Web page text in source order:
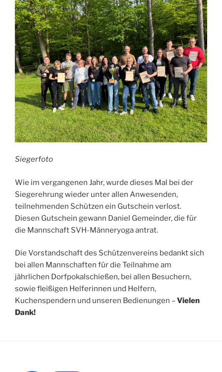
Siegerfoto
Wie im vergangenen Jahr, wurde dieses Mal bei der
Siegerehrung wieder unter allen Anwesenden,
teilnehmenden Schützen ein Gutschein verlost.
Diesen Gutschein gewann Daniel Gemeinder, die für
die Mannschaft SVH-Männeryoga antrat.
Die Vorstandschaft des Schützenvereins bedankt sich
bei allen Mannschaften für die Teilnahme am
jährlichen Dorfpokalschießen, bei allen Besuchern,
sowie fleißigen Helferinnen und Helfern,
Kuchenspendern und unseren Bedienungen –Vielen
Dank!